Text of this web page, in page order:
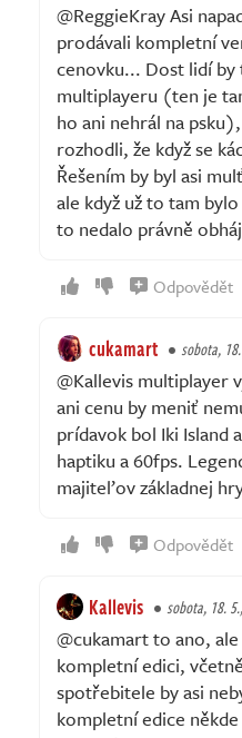
@ReggieKray Asi
prodávali kompletní
cenovku... Dost lidí by
multiplayeru (ten je
ho ani nehrál na
rozhodli, že když se
Řešením by byl asi
ale když už to tam
to nedalo právně
Odpovědět
cukamart sobota,
@Kallevis multiplayer
ani cenu by meniť
prídavok bol Iki Island
haptiku a 60fps.
majiteľov základnej
Odpovědět
Kallevis sobota, 18.
@cukamart to ano,
kompletní edici,
spotřebitele by asi
kompletní edice